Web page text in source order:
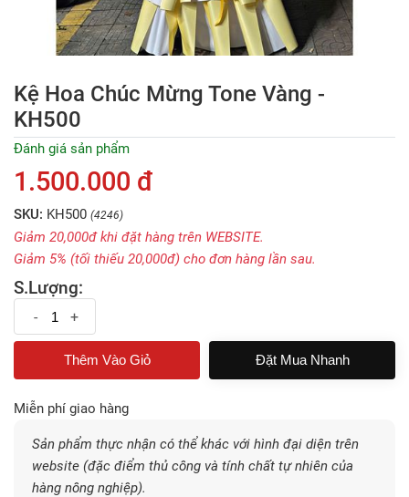
Kệ Hoa Chúc Mừng Tone Vàng -
KH500
Đánh giá sản phẩm
1.500.000 đ
SKU: KH500 (4246)
Giảm 20,000đ khi đặt hàng trên WEBSITE.
Giảm 5% (tối thiếu 20,000đ) cho đơn hàng lần sau.
S.Lượng:
- +
Đặt Mua Nhanh
Miễn phí giao hàng
Sản phẩm thực nhận có thể khác với hình đại diện trên
website (đặc điểm thủ công và tính chất tự nhiên của
hàng nông nghiệp).